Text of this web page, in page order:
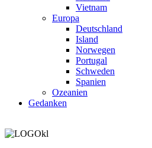
Vietnam
Europa
Deutschland
Island
Norwegen
Portugal
Schweden
Spanien
Ozeanien
Gedanken